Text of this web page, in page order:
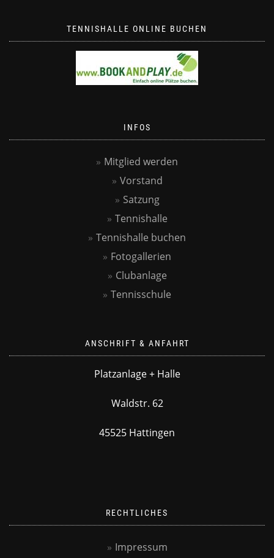
TENNISHALLE ONLINE BUCHEN
INFOS
Mitglied werden
Vorstand
Satzung
Tennishalle
Tennishalle buchen
Fotogallerien
Clubanlage
Tennisschule
ANSCHRIFT & ANFAHRT
Platzanlage + Halle
Waldstr. 62
45525 Hattingen
RECHTLICHES
Impressum